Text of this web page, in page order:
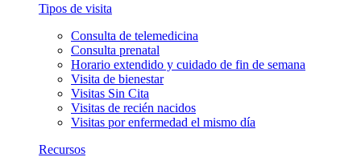
Tipos de visita
Consulta de telemedicina
Consulta prenatal
Horario extendido y cuidado de fin de semana
Visita de bienestar
Visitas Sin Cita
Visitas de recién nacidos
Visitas por enfermedad el mismo día
Recursos